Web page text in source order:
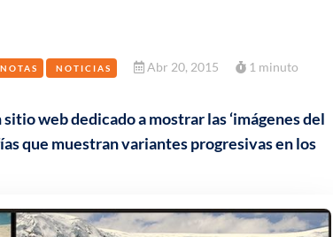
NOTAS NOTICIAS Abr 20, 2015 1 minuto
web dedicado a mostrar las ‘imágenes del
que muestran variantes progresivas en los